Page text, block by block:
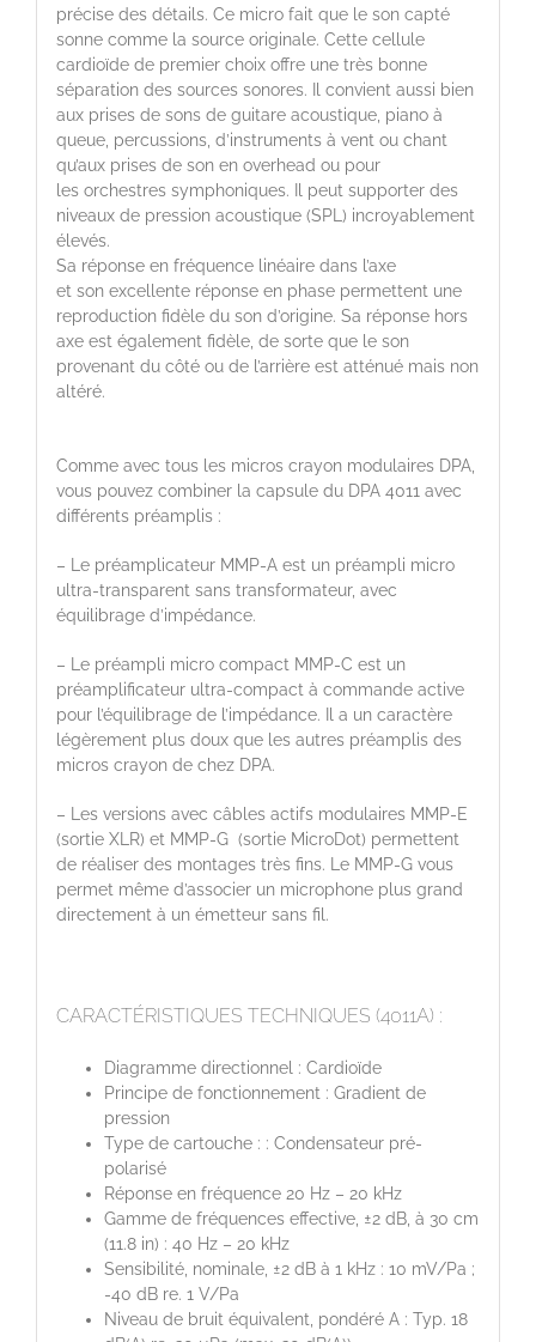
précise des détails. Ce micro fait que le son capté
sonne comme la source originale. Cette cellule
cardioïde de premier choix offre une très bonne
séparation des sources sonores. Il convient aussi bien
aux prises de sons de guitare acoustique, piano à
queue, percussions, d’instruments à vent ou chant
qu’aux prises de son en overhead ou pour
les orchestres symphoniques. Il peut supporter des
niveaux de pression acoustique (SPL) incroyablement
élevés.
Sa réponse en fréquence linéaire dans l’axe
et son excellente réponse en phase permettent une
reproduction fidèle du son d’origine. Sa réponse hors
axe est également fidèle, de sorte que le son
provenant du côté ou de l’arrière est atténué mais non
altéré.
Comme avec tous les micros crayon modulaires DPA,
vous pouvez combiner la capsule du DPA 4011 avec
différents préamplis :
– Le préamplicateur MMP-A est un préampli micro
ultra-transparent sans transformateur, avec
équilibrage d’impédance.
– Le préampli micro compact MMP-C est un
préamplificateur ultra-compact à commande active
pour l’équilibrage de l’impédance. Il a un caractère
légèrement plus doux que les autres préamplis des
micros crayon de chez DPA.
– Les versions avec câbles actifs modulaires MMP-E
(sortie XLR) et MMP-G (sortie MicroDot) permettent
de réaliser des montages très fins. Le MMP-G vous
permet même d’associer un microphone plus grand
directement à un émetteur sans fil.
CARACTÉRISTIQUES TECHNIQUES (4011A) :
Diagramme directionnel : Cardioïde
Principe de fonctionnement : Gradient de
pression
Type de cartouche : : Condensateur pré-
polarisé
Réponse en fréquence 20 Hz – 20 kHz
Gamme de fréquences effective, ±2 dB, à 30 cm
(11.8 in) : 40 Hz – 20 kHz
Sensibilité, nominale, ±2 dB à 1 kHz : 10 mV/Pa ;
-40 dB re. 1 V/Pa
Niveau de bruit équivalent, pondéré A : Typ. 18